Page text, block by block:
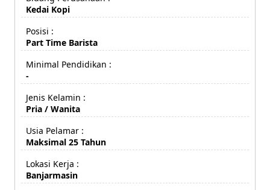
Kedai Kopi
Posisi :
Part Time Barista
Minimal Pendidikan :
-
Jenis Kelamin :
Pria / Wanita
Usia Pelamar :
Maksimal 25 Tahun
Lokasi Kerja :
Banjarmasin